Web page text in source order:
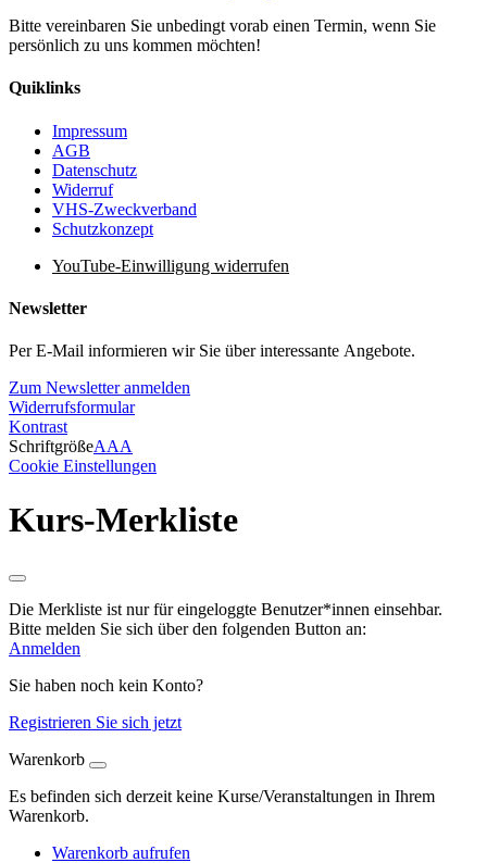
Bitte vereinbaren Sie unbedingt vorab einen Termin, wenn Sie
persönlich zu uns kommen möchten!
Quiklinks
Impressum
AGB
Datenschutz
Widerruf
VHS-Zweckverband
Schutzkonzept
YouTube-Einwilligung widerrufen
Newsletter
Per E-Mail informieren wir Sie über interessante Angebote.
Zum Newsletter anmelden
Widerrufsformular
Kontrast
SchriftgrößeAAA
Cookie Einstellungen
Kurs-Merkliste
Die Merkliste ist nur für eingeloggte Benutzer*innen einsehbar.
Bitte melden Sie sich über den folgenden Button an:
Anmelden
Sie haben noch kein Konto?
Registrieren Sie sich jetzt
Warenkorb
Es befinden sich derzeit keine Kurse/Veranstaltungen in Ihrem
Warenkorb.
Warenkorb aufrufen